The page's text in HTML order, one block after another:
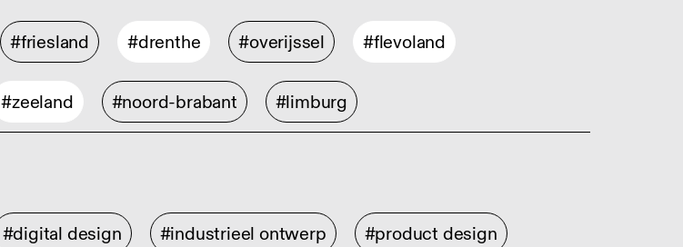
#friesland #drenthe #overijssel #flevoland
#zeeland #noord-brabant #limburg
#digital design #industrieel ontwerp #product design